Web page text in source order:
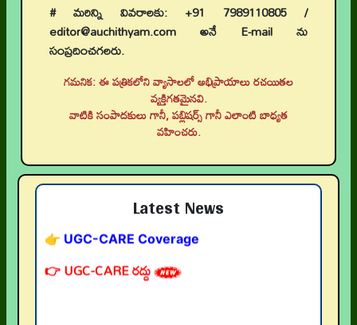
# మరిన్ని వివరాలకు: +91 7989110805 /
editor@auchithyam.com అనే E-mail ను
సంప్రదించగలరు.
గమనిక: ఈ పత్రికలోని వ్యాసాలలో అభిప్రాయాలు రచయితల
వ్యక్తిగతమైనవి.
వాటికి సంపాదకులు గానీ, పబ్లిషర్స్ గానీ ఎలాంటి బాధ్యత
వహించరు.
Latest News
👉 నవతరం పరిశోధనలు
👉 Current Issue
👉 Call for Papers
👉 Author Guidelines
👉 Submit Abstract
👉 Peer-Review Statement
👉 UGC-CARE Coverage
👉 UGC-CARE రద్దు